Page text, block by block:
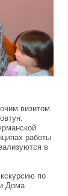
визитом
работы
в
по
Дома